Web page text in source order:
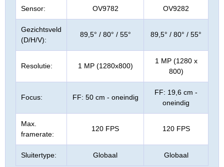
Sensor: OV9782 OV9282
Gezichtsveld
(D/H/V):
89,5° / 80° / 55° 89,5° / 80° / 55°
Resolutie: 1 MP (1280x800)
1 MP (1280 x
800)
Focus: FF: 50 cm - oneindig
FF: 19,6 cm -
oneindig
Max.
framerate:
120 FPS 120 FPS
Sluitertype: Globaal Globaal